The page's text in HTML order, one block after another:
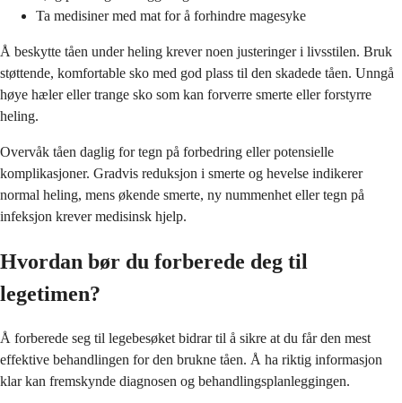
Ta medisiner med mat for å forhindre magesyke
Å beskytte tåen under heling krever noen justeringer i livsstilen. Bruk
støttende, komfortable sko med god plass til den skadede tåen. Unngå
høye hæler eller trange sko som kan forverre smerte eller forstyrre
heling.
Overvåk tåen daglig for tegn på forbedring eller potensielle
komplikasjoner. Gradvis reduksjon i smerte og hevelse indikerer
normal heling, mens økende smerte, ny nummenhet eller tegn på
infeksjon krever medisinsk hjelp.
Hvordan bør du forberede deg til
legetimen?
Å forberede seg til legebesøket bidrar til å sikre at du får den mest
effektive behandlingen for den brukne tåen. Å ha riktig informasjon
klar kan fremskynde diagnosen og behandlingsplanleggingen.